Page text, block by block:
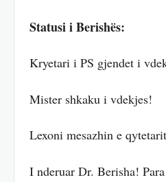
Statusi i Berishës:
Kryetari i PS gjendet i
Mister shkaku i vdekjes!
Lexoni mesazhin e
I nderuar Dr. Berisha!